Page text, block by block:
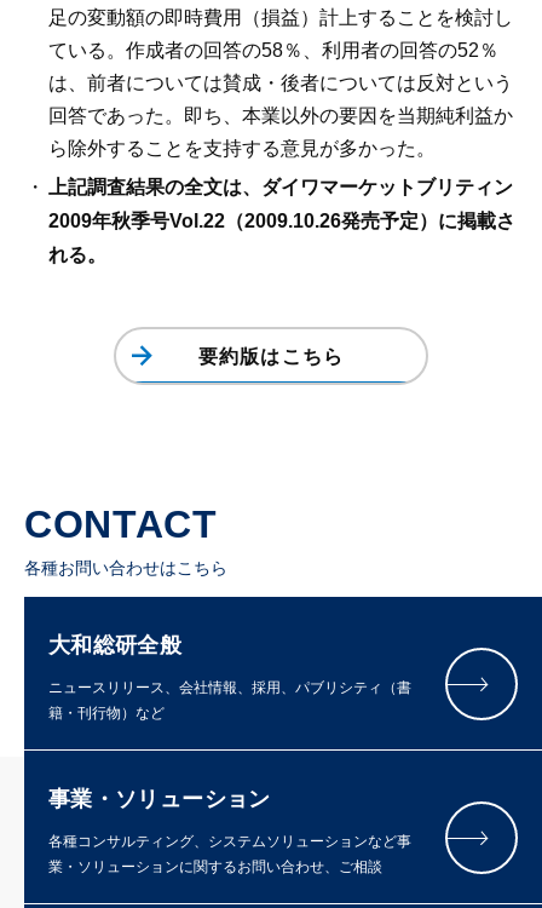
足の変動額の即時費用（損益）計上することを検討し
ている。作成者の回答の58％、利用者の回答の52％
は、前者については賛成・後者については反対という
回答であった。即ち、本業以外の要因を当期純利益か
ら除外することを支持する意見が多かった。
上記調査結果の全文は、ダイワマーケットブリティン
2009年秋季号Vol.22（2009.10.26発売予定）に掲載さ
れる。
要約版はこちら
CONTACT
各種お問い合わせはこちら
大和総研全般
ニュースリリース、会社情報、採用、パブリシティ（書
籍・刊行物）など
事業・ソリューション
各種コンサルティング、システムソリューションなど事
業・ソリューションに関するお問い合わせ、ご相談